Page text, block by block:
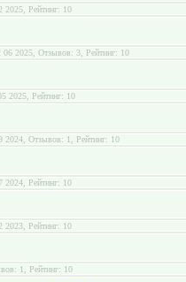
Рейтинг: 10
2025, Отзывов: 3, Рейтинг: 10
2025, Рейтинг: 10
2024, Отзывов: 1, Рейтинг: 10
Рейтинг: 10
Рейтинг: 10
1, Рейтинг: 10